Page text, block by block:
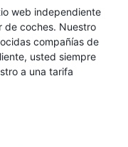
web independiente
de coches. Nuestro
compañías de
usted siempre
a una tarifa